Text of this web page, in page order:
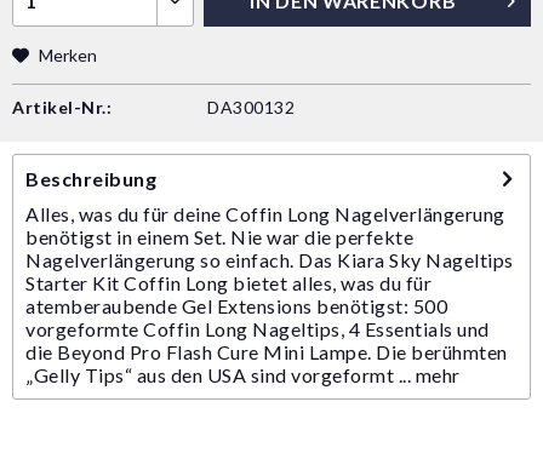
Merken
Artikel-Nr.: DA300132
Beschreibung
Alles, was du für deine Coffin Long Nagelverlängerung
benötigst in einem Set. Nie war die perfekte
Nagelverlängerung so einfach. Das Kiara Sky Nageltips
Starter Kit Coffin Long bietet alles, was du für
atemberaubende Gel Extensions benötigst: 500
vorgeformte Coffin Long Nageltips, 4 Essentials und
die Beyond Pro Flash Cure Mini Lampe. Die berühmten
„Gelly Tips“ aus den USA sind vorgeformt ... mehr